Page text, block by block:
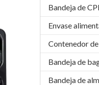
Bandeja de
Envase
Contenedor
Bandeja de
Bandeja de